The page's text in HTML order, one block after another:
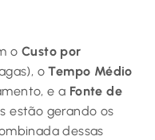
o Custo por
oTempo Médio
e a Fonte de
estão gerando os
dessas